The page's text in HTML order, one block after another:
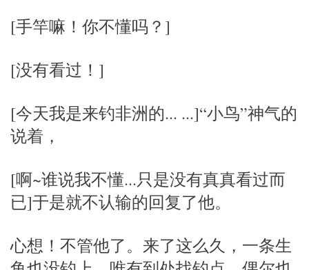
[手竿嘛！你不懂吗？]
[没有看过！]
[今天我是来钓非洲的... ...]“小鸟”神气的
说着，
[啊~谁说我不懂...只是没有真真看过而
已]于是就不认输的回复了他。
心想！不管他了。来了这么久，一条生